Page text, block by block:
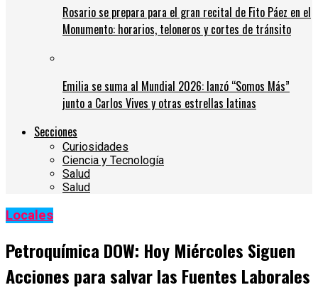
Rosario se prepara para el gran recital de Fito Páez en el
Monumento: horarios, teloneros y cortes de tránsito
Emilia se suma al Mundial 2026: lanzó “Somos Más”
junto a Carlos Vives y otras estrellas latinas
Secciones
Curiosidades
Ciencia y Tecnología
Salud
Salud
Locales
Petroquímica DOW: Hoy Miércoles Siguen
Acciones para salvar las Fuentes Laborales